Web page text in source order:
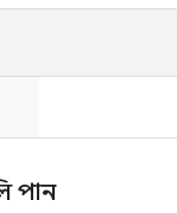
পান